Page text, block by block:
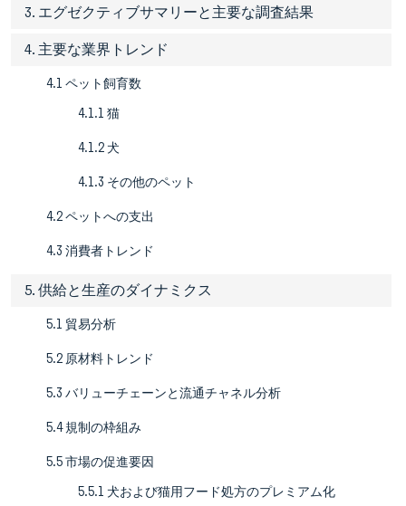
3. エグゼクティブサマリーと主要な調査結果
4. 主要な業界トレンド
4.1 ペット飼育数
4.1.1 猫
4.1.2 犬
4.1.3 その他のペット
4.2 ペットへの支出
4.3 消費者トレンド
5. 供給と生産のダイナミクス
5.1 貿易分析
5.2 原材料トレンド
5.3 バリューチェーンと流通チャネル分析
5.4 規制の枠組み
5.5 市場の促進要因
5.5.1 犬および猫用フード処方のプレミアム化